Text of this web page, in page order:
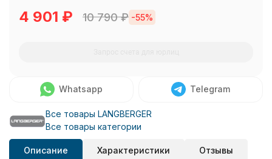
4 901 ₽ 10 790₽ -55%
Whatsapp Telegram
Все товары LANGBERGER
Все товары категории
Описание Характеристики Отзывы